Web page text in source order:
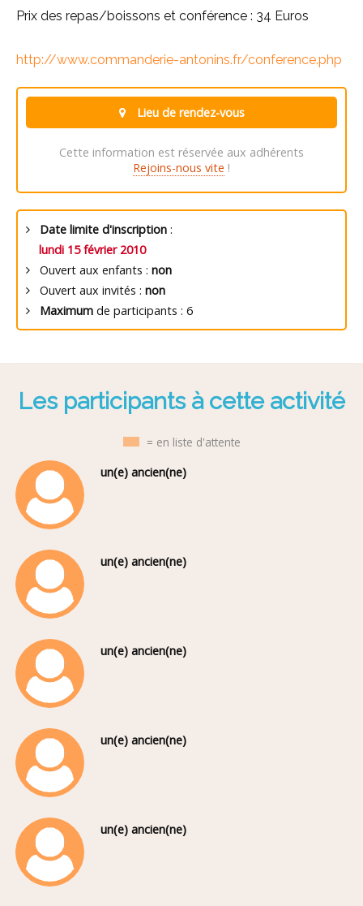
Prix des repas/boissons et conférence : 34 Euros
http://www.commanderie-antonins.fr/conference.php
Lieu de rendez-vous
Cette information est réservée aux adhérents
Rejoins-nous vite !
Date limite d'inscription :
lundi 15 février 2010
Ouvert aux enfants : non
Ouvert aux invités : non
Maximum de participants : 6
Les participants à cette activité
= en liste d'attente
un(e) ancien(ne)
un(e) ancien(ne)
un(e) ancien(ne)
un(e) ancien(ne)
un(e) ancien(ne)